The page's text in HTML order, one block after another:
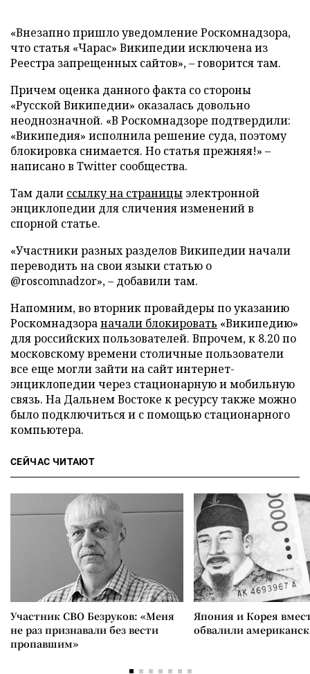
«Внезапно пришло уведомление Роскомнадзора,
что статья «Чарас» Википедии исключена из
Реестра запрещенных сайтов», – говорится там.
Причем оценка данного факта со стороны
«Русской Википедии» оказалась довольно
неоднозначной. «В Роскомнадзоре подтвердили:
«Википедия» исполнила решение суда, поэтому
блокировка снимается. Но статья прежняя!» –
написано в Twitter сообщества.
Там дали ссылку на страницы электронной
энциклопедии для сличения изменений в
спорной статье.
«Участники разных разделов Википедии начали
переводить на свои языки статью о
@roscomnadzor», – добавили там.
Напомним, во вторник провайдеры по указанию
Роскомнадзораначали блокировать «Википедию»
для российских пользователей. Впрочем, к 8.20 по
московскому времени столичные пользователи
все еще могли зайти на сайт интернет-
энциклопедии через стационарную и мобильную
связь. На Дальнем Востоке к ресурсу также можно
было подключиться и с помощью стационарного
компьютера.
СЕЙЧАС ЧИТАЮТ
Участник СВО Безруков: «Меня
не раз признавали без вести
пропавшим»
Япония и Корея
обвалили